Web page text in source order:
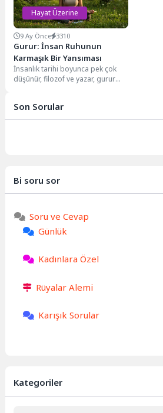
Hayat Üzerine
9 Ay Önce 3310
Gurur: İnsan Ruhunun
Karmaşık Bir Yansıması
İnsanlık tarihi boyunca pek çok
düşünür, filozof ve yazar, gurur
Son Sorular
Bi soru sor
Soru ve Cevap
Günlük
Kadınlara Özel
Rüyalar Alemi
Karışık Sorular
Kategoriler